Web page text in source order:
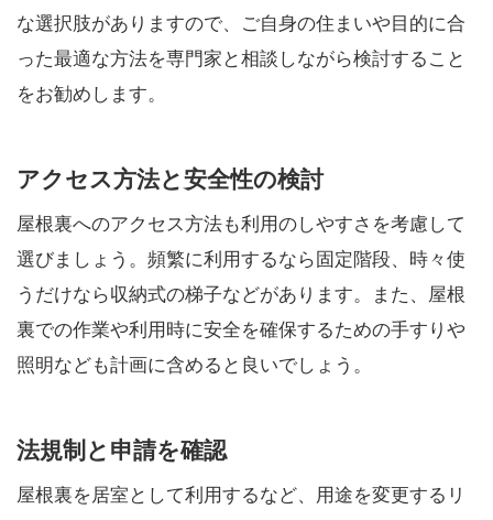
な選択肢がありますので、ご自身の住まいや目的に合
った最適な方法を専門家と相談しながら検討すること
をお勧めします。
アクセス方法と安全性の検討
屋根裏へのアクセス方法も利用のしやすさを考慮して
選びましょう。頻繁に利用するなら固定階段、時々使
うだけなら収納式の梯子などがあります。また、屋根
裏での作業や利用時に安全を確保するための手すりや
照明なども計画に含めると良いでしょう。
法規制と申請を確認
屋根裏を居室として利用するなど、用途を変更するリ